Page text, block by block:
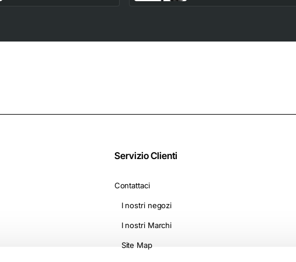
Melatonina
ventola, On The Go
Servizio Clienti
Contattaci
I nostri negozi
I nostri Marchi
Site Map